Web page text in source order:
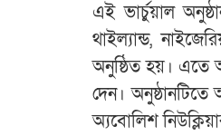
এই ভার্চুয়াল
থাইল্যান্ড,
অনুষ্ঠিত হয়। এতে
দেন।
অ্যবোলিশ